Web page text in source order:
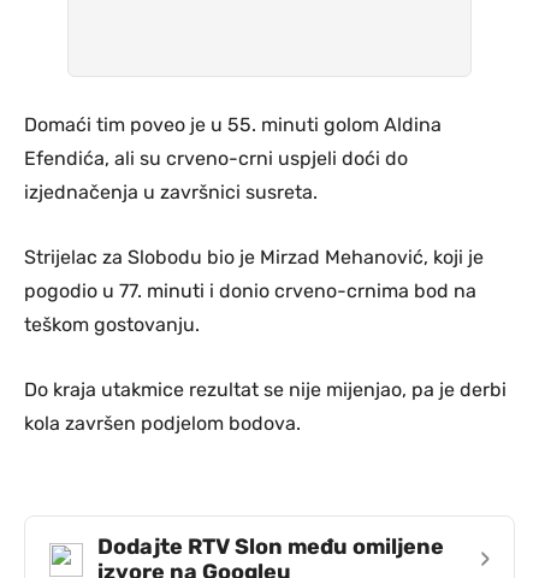
Domaći tim poveo je u 55. minuti golom Aldina
Efendića, ali su crveno-crni uspjeli doći do
izjednačenja u završnici susreta.
Strijelac za Slobodu bio je Mirzad Mehanović, koji je
pogodio u 77. minuti i donio crveno-crnima bod na
teškom gostovanju.
Do kraja utakmice rezultat se nije mijenjao, pa je derbi
kola završen podjelom bodova.
Dodajte RTV Slon među omiljene
izvore na Googleu
›